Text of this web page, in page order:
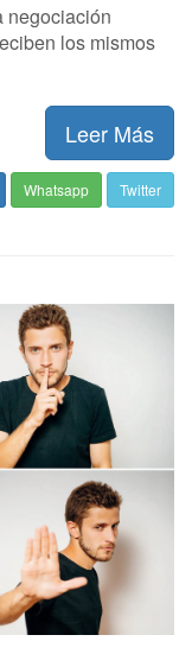
negociación
los mismos
Leer Más
Whatsapp Twitter